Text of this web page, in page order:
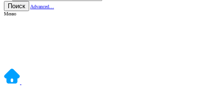
Поиск
Advanced…
Меню